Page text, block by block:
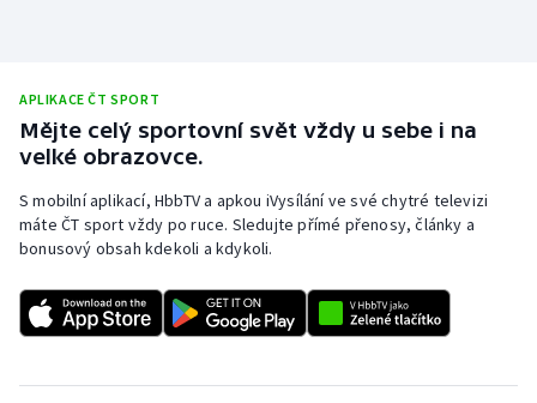
Ragby
Rychlobruslení
Rychlostní kanoistika
Sportovní střelba
Stolní tenis
APLIKACE ČT SPORT
Mějte celý sportovní svět vždy u sebe i na
velké obrazovce.
S mobilní aplikací, HbbTV a apkou iVysílání ve své chytré televizi
máte ČT sport vždy po ruce. Sledujte přímé přenosy, články a
bonusový obsah kdekoli a kdykoli.